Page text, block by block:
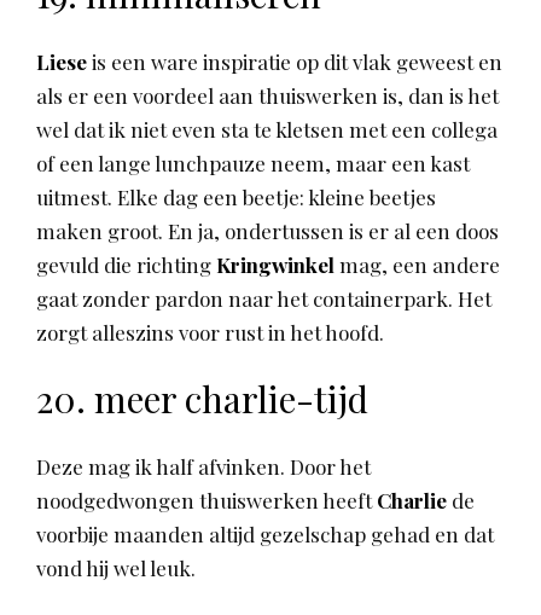
Lieseis een ware inspiratie op dit vlak geweest en
als er een voordeel aan thuiswerken is, dan is het
wel dat ik niet even sta te kletsen met een collega
of een lange lunchpauze neem, maar een kast
uitmest. Elke dag een beetje: kleine beetjes
maken groot. En ja, ondertussen is er al een doos
gevuld die richting Kringwinkel mag, een andere
gaat zonder pardon naar het containerpark. Het
zorgt alleszins voor rust in het hoofd.
20. meer charlie-tijd
Deze mag ik half afvinken. Door het
noodgedwongen thuiswerken heeftCharlie de
voorbije maanden altijd gezelschap gehad en dat
vond hij wel leuk.